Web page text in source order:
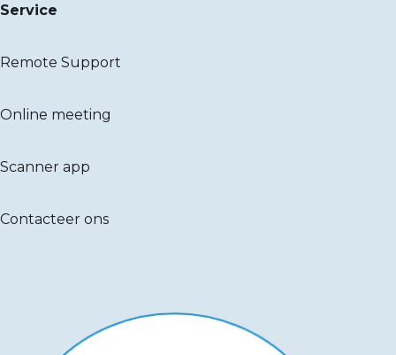
Service
Remote Support
Online meeting
Scanner app
Contacteer ons